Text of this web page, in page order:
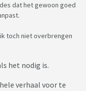
dat het gewoon goed
toch niet overbrengen
het nodig is.
verhaal voor te